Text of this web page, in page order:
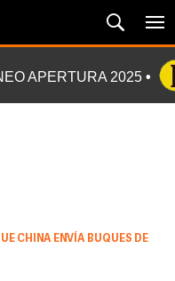
APERTURA 2025
CHINA ENVÍA BUQUES DE